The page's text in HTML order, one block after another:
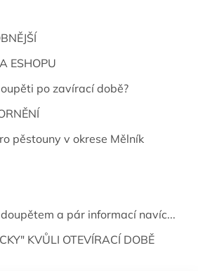
ESHOPU
po zavírací době?
pěstouny v okrese Mělník
a pár informací navíc...
KVŮLI OTEVÍRACÍ DOBĚ